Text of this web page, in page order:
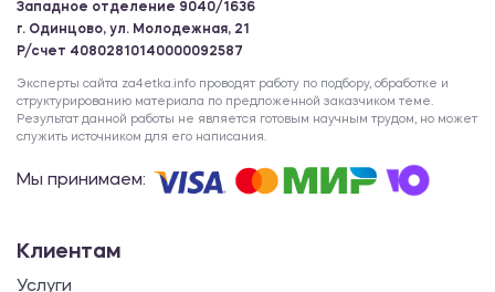
Западное отделение 9040/1636
г. Одинцово, ул. Молодежная, 21
Р/счет 40802810140000092587
Эксперты сайта za4etka.info проводят работу по подбору, обработке и
структурированию материала по предложенной заказчиком теме.
Результат данной работы не является готовым научным трудом, но может
служить источником для его написания.
Мы принимаем:
Клиентам
Услуги